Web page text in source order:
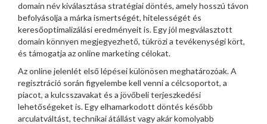
domain név kiválasztása stratégiai döntés, amely hosszú távon
befolyásolja a márka ismertségét, hitelességét és
keresőoptimalizálási eredményeit is. Egy jól megválasztott
domain könnyen megjegyezhető, tükrözi a tevékenységi kört,
és támogatja az online marketing célokat.
Az online jelenlét első lépései különösen meghatározóak. A
regisztráció során figyelembe kell venni a célcsoportot, a
piacot, a kulcsszavakat és a jövőbeli terjeszkedési
lehetőségeket is. Egy elhamarkodott döntés később
arculatváltást, technikai átállást vagy akár komolyabb